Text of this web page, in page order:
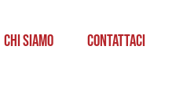
Chi Siamo Contattaci